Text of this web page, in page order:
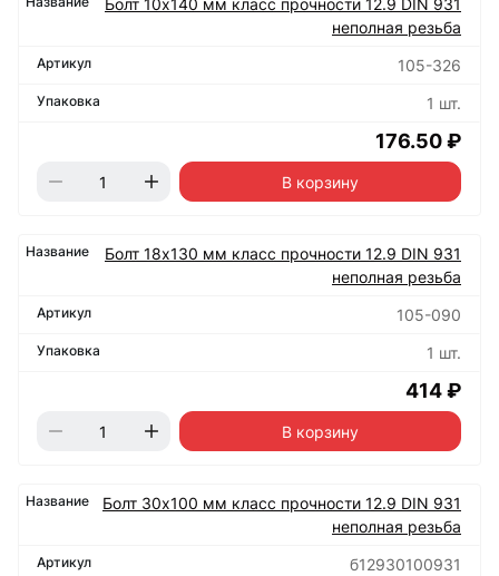
Болт 10х140 мм класс прочности 12.9 DIN 931
неполная резьба
105-326
1 шт.
176.50 ₽
В корзину
Болт 18х130 мм класс прочности 12.9 DIN 931
неполная резьба
105-090
1 шт.
414 ₽
В корзину
Болт 30х100 мм класс прочности 12.9 DIN 931
неполная резьба
б12930100931